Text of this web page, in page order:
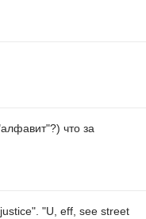
что за
"U, eff, see street